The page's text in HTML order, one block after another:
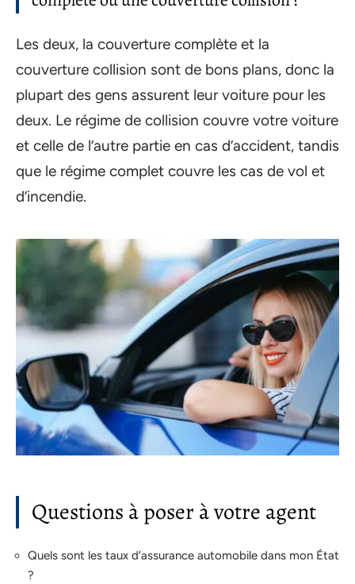
Les deux, la couverture complète et la
couverture collision sont de bons plans, donc la
plupart des gens assurent leur voiture pour les
deux. Le régime de collision couvre votre voiture
et celle de l’autre partie en cas d’accident, tandis
que le régime complet couvre les cas de vol et
d’incendie.
Questions à poser à votre agent
Quels sont les taux d’assurance automobile dans mon État
?